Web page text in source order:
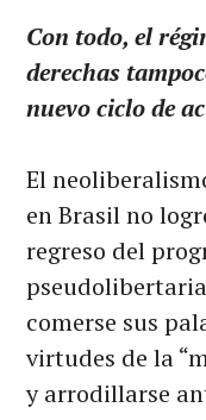
Con todo, el
derechas
nuevo ciclo de
El
en Brasil no
regreso del
comerse sus
virtudes de la
y arrodillarse